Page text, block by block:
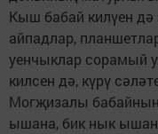
Кыш бабай килүен дә
айпадлар,
уенчыклар сорамый
килсен дә, күрү
Могҗизалы
ышана, бик нык